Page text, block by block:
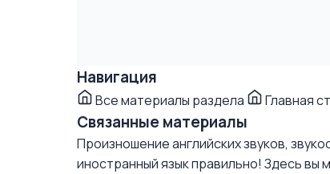
Навигация
Все материалы раздела Главная
Связанные материалы
Произношение английских звуков,
иностранный язык правильно! Здесь вы